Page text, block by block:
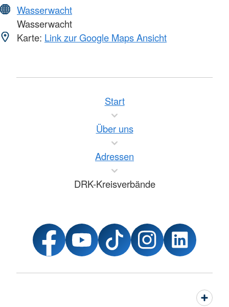
Wasserwacht
Wasserwacht
Karte: Link zur Google Maps Ansicht
Start
Über uns
Adressen
DRK-Kreisverbände